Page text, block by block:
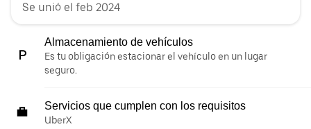
Se unió el feb 2024
Almacenamiento de vehículos
Es tu obligación estacionar el vehículo en un lugar
seguro.
Servicios que cumplen con los requisitos
UberX